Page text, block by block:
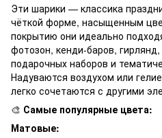
Эти шарики — классика
чёткой форме, насыщенным
покрытию они идеально
фотозон, кенди-баров,
подарочных наборов и
Надуваются воздухом или
легко сочетаются с другими
🎨 Самые популярные цвета:
Матовые: